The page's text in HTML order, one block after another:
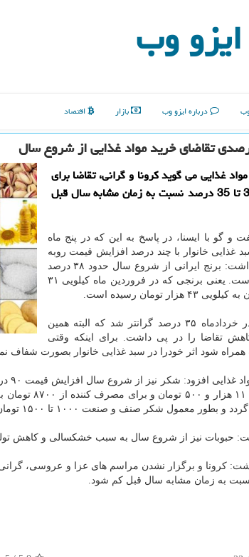
ایزو وب
درباره ایزو وب بازار اقتصاد
غذایی می گوید کرونا و گرانی، تقاضا برای
خرید مواد غذایی را 30 تا 35 درصد نسبت به زمان مشابه سال قبل
گو با ایسنا، در پاسخ به این که در پنج ماه
غذایی خانوار با چند درصد افزایش قیمت روبه
رو شده است، اظهار داشت: برنج ایرانی از شروع سال حدود ۳۸ درصد
افزایش قیمت داشته است. یعنی برنجی که در فروردین ماه کیلویی ۳۱
تومان رسیده است.
وی افزود: روغن نیز در خردادماه ۳۵ درصد گرانتر شد که البته همین
کاهش تقاضا را در پی داشت. برای اینکه وقتی
همراه شود اثر خودرا در سبد غذایی خانوار بصورت شفاف
و صنعت ۱۰۰۰ تا ۱۵۰۰ تومان بالاتر از نرخ مصوب خرید و فروش می شود.
نیز از شروع سال به سبب خشکسالی و کاهش تولید ۱۰ تا ۳۰ درصد افزایش قیمت داشته
کرونا و برگزار نشدن مراسم های عزا و عروسی،